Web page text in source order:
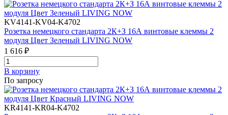
KV4141-KV04-K4702
Розетка немецкого стандарта 2К+З 16А винтовые клеммы 2
модуля Цвет Зеленый LIVING NOW
1 616 ₽
В корзинy
По запросу
KR4141-KR04-K4702